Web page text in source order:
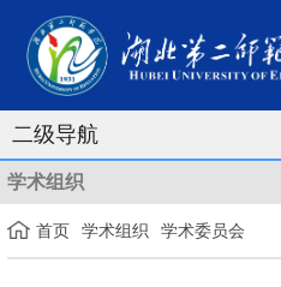
二级导航
学术组织
首页 学术组织 学术委员会